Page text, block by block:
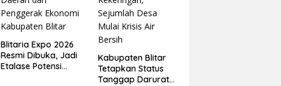
Blitaria Expo 2026
Resmi Dibuka, Jadi
Etalase Potensi
Kabupaten Blitar
Tetapkan Status
Tanggap Darurat